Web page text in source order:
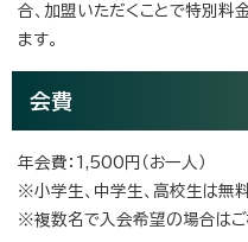
合、加盟いただくことで特別料
ます。
会費
年会費：1,500円（お一人）
※小学生、中学生、高校生は無料
※複数名で入会希望の場合はご